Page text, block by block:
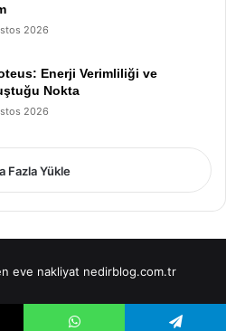
2026
Enerji Verimliliği ve
Nokta
2026
Fazla Yükle
eve nakliyat nedirblog.com.tr